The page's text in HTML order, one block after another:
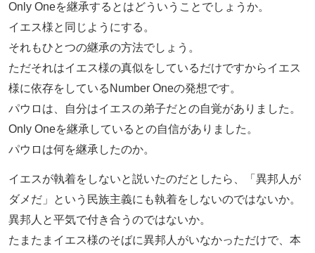
Only Oneを継承するとはどういうことでしょうか。
イエス様と同じようにする。
それもひとつの継承の方法でしょう。
ただそれはイエス様の真似をしているだけですからイエス
様に依存をしているNumber Oneの発想です。
パウロは、自分はイエスの弟子だとの自覚がありました。
Only Oneを継承しているとの自信がありました。
パウロは何を継承したのか。
イエスが執着をしないと説いたのだとしたら、「異邦人が
ダメだ」という民族主義にも執着をしないのではないか。
異邦人と平気で付き合うのではないか。
たまたまイエス様のそばに異邦人がいなかっただけで、本